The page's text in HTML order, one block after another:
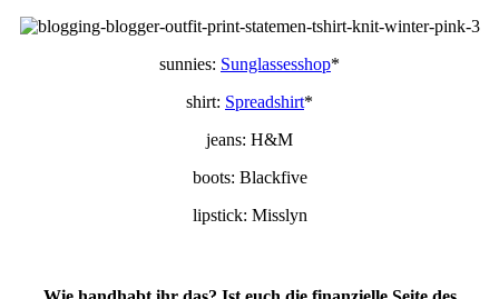
sunnies: Sunglassesshop*
shirt: Spreadshirt*
jeans: H&M
boots: Blackfive
lipstick: Misslyn